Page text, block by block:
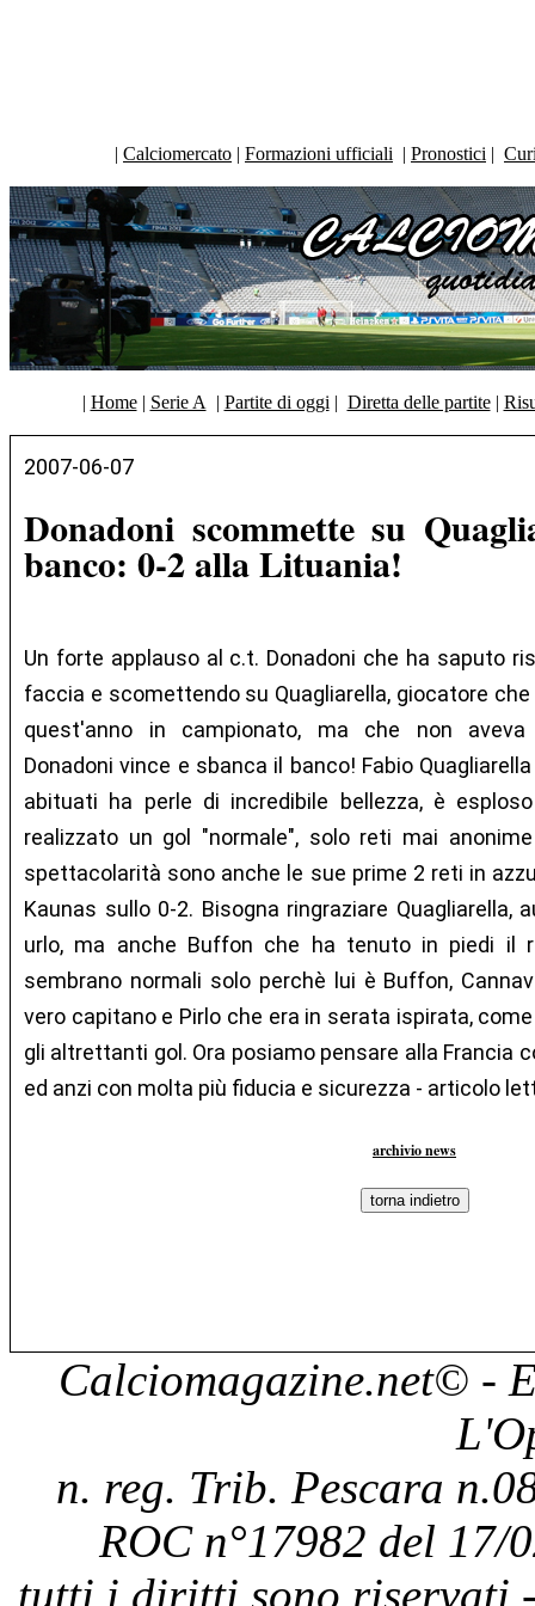
| Calciomercato | Formazioni ufficiali | Pronostici |
| Home| Serie A | Partite di oggi | Diretta delle partite|
2007-06-07
Donadoni scommette su
banco: 0-2 alla Lituania!
Un forte applauso al c.t. Donadoni che ha saputo
faccia e scomettendo su Quagliarella, giocatore
quest'anno in campionato, ma che non aveva
Donadoni vince e sbanca il banco! Fabio
abituati ha perle di incredibile bellezza, è
realizzato un gol "normale", solo reti mai
spettacolarità sono anche le sue prime 2 reti in
Kaunas sullo 0-2. Bisogna ringraziare Quagliarella,
urlo, ma anche Buffon che ha tenuto in piedi il
sembrano normali solo perchè lui è Buffon,
vero capitano e Pirlo che era in serata ispirata,
gli altrettanti gol. Ora posiamo pensare alla Francia
ed anzi con molta più fiducia e sicurezza - articolo
archivio news
Calciomagazine.net© -
n. reg. Trib. Pescara
ROC n°17982 del 17/
tutti i diritti sono riservati